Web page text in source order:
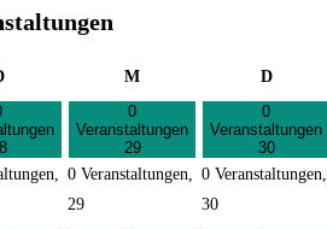
Dienstag MMittwoch D
0
Veranstaltungen
29
0 Veranstaltungen,
29
0
Veranstaltungen
30
0 Veranstaltungen,
30